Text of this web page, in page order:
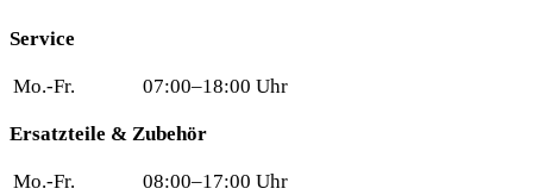
Service
Mo.-Fr. 07:00–18:00 Uhr
Ersatzteile & Zubehör
Mo.-Fr. 08:00–17:00 Uhr